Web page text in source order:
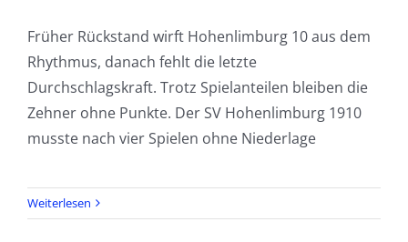
Früher Rückstand wirft Hohenlimburg 10 aus dem
Rhythmus, danach fehlt die letzte
Durchschlagskraft. Trotz Spielanteilen bleiben die
Zehner ohne Punkte. Der SV Hohenlimburg 1910
musste nach vier Spielen ohne Niederlage
Weiterlesen